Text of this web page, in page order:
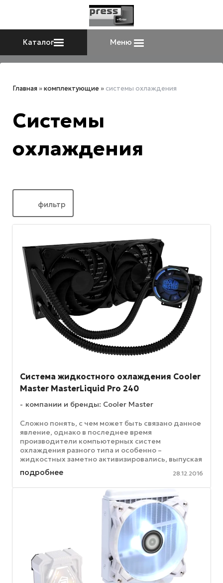
Каталог Меню
Главная »комплектующие »системы охлаждения
Системы
охлаждения
фильтр
Система жидкостного охлаждения Cooler
Master MasterLiquid Pro 240
компании и бренды: Cooler Master
Сложно понять, с чем может быть связано данное
явление, однако в последнее время
производители компьютерных систем
охлаждения разного типа и особенно –
жидкостных заметно активизировались, выпуская
одну за другой как новые модели СОЖ, так и ...
подробнее 28.12.2016